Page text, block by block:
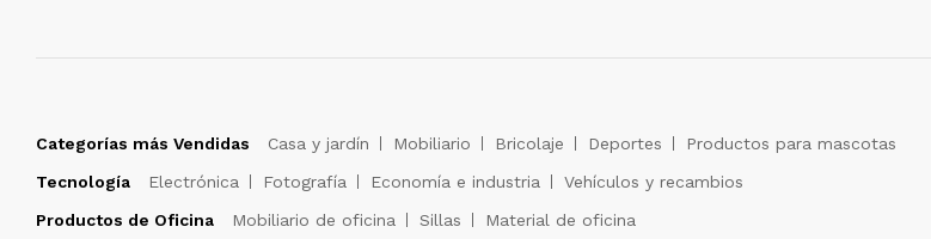
Categorías más Vendidas Casa y jardín Mobiliario Bricolaje Deportes
Productos para mascotas
Tecnología
Electrónica Fotografía Economía e industria
Vehículos y recambios
Productos de Oficina
Mobiliario de oficina Sillas
Material de oficina